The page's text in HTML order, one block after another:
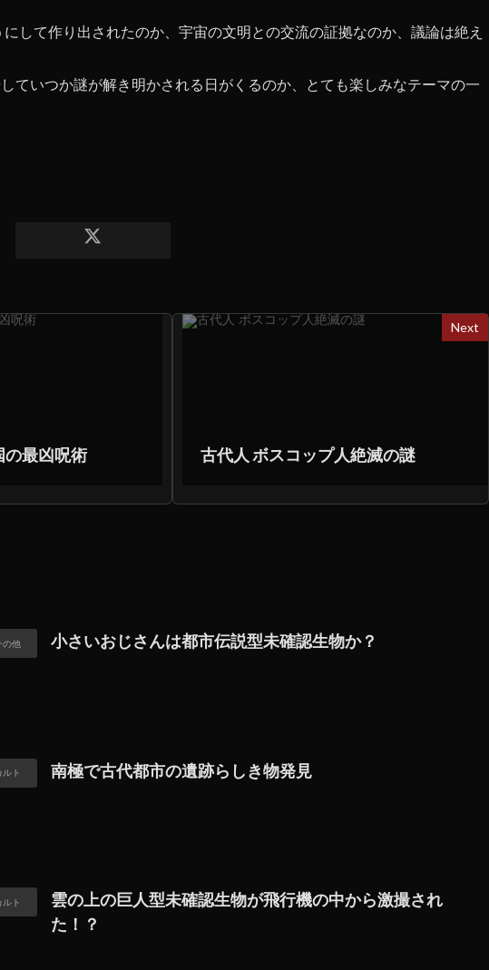
して作り出されたのか、宇宙の文明との交流の証拠なのか、議論は絶え
ていつか謎が解き明かされる日がくるのか、とても楽しみなテーマの一
の最凶呪術
Next
古代人 ボスコップ人絶滅の謎
の他 小さいおじさんは都市伝説型未確認生物か？
ルト 南極で古代都市の遺跡らしき物発見
ルト
雲の上の巨人型未確認生物が飛行機の中から激撮され
た！？